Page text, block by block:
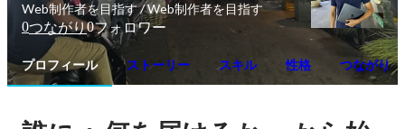
Web制作者を目指す / Web制作者を目指す
0つながり0フォロワー
プロフィール ストーリー スキル 性格 つながり